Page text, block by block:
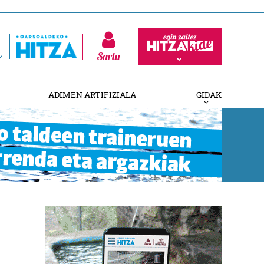
Sartu
ADIMEN ARTIFIZIALA GIDAK